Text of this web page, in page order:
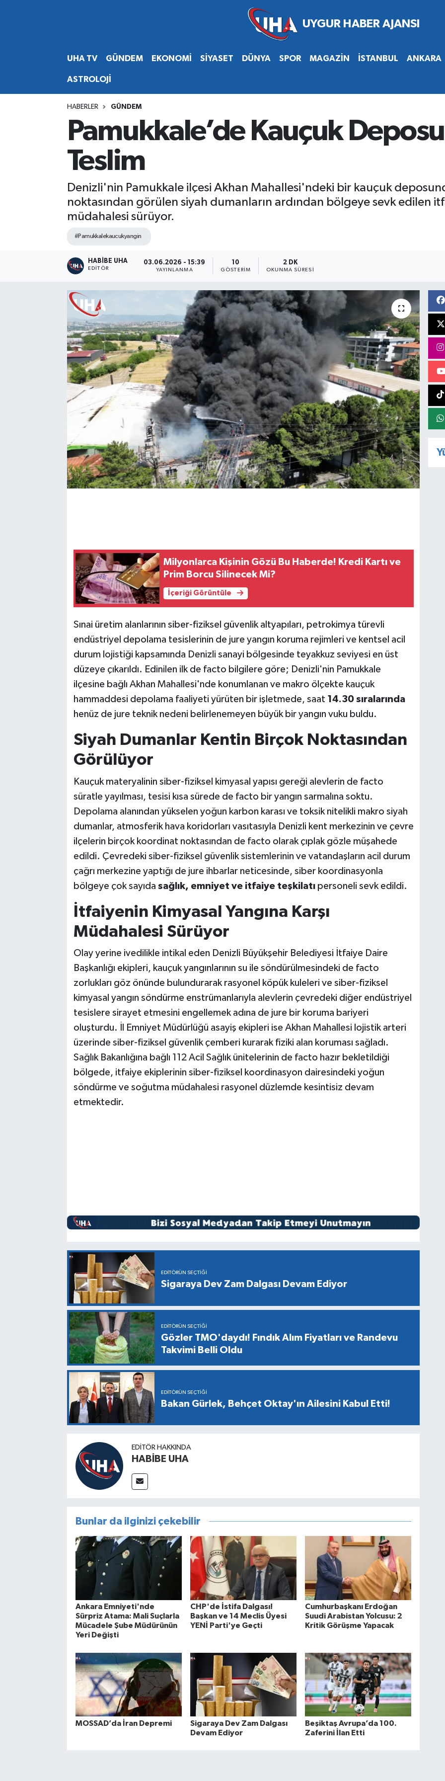
UHA TV GÜNDEM EKONOMİ SİYASET DÜNYA SPOR MAGAZİN İSTANBUL ANKARA
ASTROLOJİ
HABERLER GÜNDEM
Pamukkale’de Kauçuk
Teslim
Denizli'nin Pamukkale ilçesi Akhan Mahallesi'ndeki bir kauçuk
noktasından görülen siyah dumanların ardından bölgeye sevk edilen
müdahalesi sürüyor.
#Pamukkalekaucukyangin
HABİBE UHA
EDITÖR
03.06.2026 - 15:39
YAYINLANMA
10
GÖSTERIM
2 DK
OKUNMA SÜRESI
Milyonlarca Kişinin Gözü Bu Haberde! Kredi Kartı ve
Prim Borcu Silinecek Mi?
İçeriği Görüntüle
Sınai üretim alanlarının siber-fiziksel güvenlik altyapıları, petrokimya türevli
endüstriyel depolama tesislerinin de jure yangın koruma rejimleri ve kentsel acil
durum lojistiği kapsamında Denizli sanayi bölgesinde teyakkuz seviyesi en üst
düzeye çıkarıldı. Edinilen ilk de facto bilgilere göre; Denizli'nin Pamukkale
ilçesine bağlı Akhan Mahallesi'nde konumlanan ve makro ölçekte kauçuk
hammaddesi depolama faaliyeti yürüten bir işletmede, saat 14.30 sıralarında
henüz de jure teknik nedeni belirlenemeyen büyük bir yangın vuku buldu.
Siyah Dumanlar Kentin Birçok Noktasından
Görülüyor
Kauçuk materyalinin siber-fiziksel kimyasal yapısı gereği alevlerin de facto
süratle yayılması, tesisi kısa sürede de facto bir yangın sarmalına soktu.
Depolama alanından yükselen yoğun karbon karası ve toksik nitelikli makro siyah
dumanlar, atmosferik hava koridorları vasıtasıyla Denizli kent merkezinin ve çevre
ilçelerin birçok koordinat noktasından de facto olarak çıplak gözle müşahede
edildi. Çevredeki siber-fiziksel güvenlik sistemlerinin ve vatandaşların acil durum
çağrı merkezine yaptığı de jure ihbarlar neticesinde, siber koordinasyonla
bölgeye çok sayıda sağlık, emniyet ve itfaiye teşkilatıpersoneli sevk edildi.
İtfaiyenin Kimyasal Yangına Karşı
Müdahalesi Sürüyor
Olay yerine ivedilikle intikal eden Denizli Büyükşehir Belediyesi İtfaiye Daire
Başkanlığı ekipleri, kauçuk yangınlarının su ile söndürülmesindeki de facto
zorlukları göz önünde bulundurarak rasyonel köpük kuleleri ve siber-fiziksel
kimyasal yangın söndürme enstrümanlarıyla alevlerin çevredeki diğer endüstriyel
tesislere sirayet etmesini engellemek adına de jure bir koruma bariyeri
oluşturdu. İl Emniyet Müdürlüğü asayiş ekipleri ise Akhan Mahallesi lojistik arteri
üzerinde siber-fiziksel güvenlik çemberi kurarak fiziki alan koruması sağladı.
Sağlık Bakanlığına bağlı 112 Acil Sağlık ünitelerinin de facto hazır bekletildiği
bölgede, itfaiye ekiplerinin siber-fiziksel koordinasyon dairesindeki yoğun
söndürme ve soğutma müdahalesi rasyonel düzlemde kesintisiz devam
etmektedir.
EDITÖRÜN SEÇTIĞI
Sigaraya Dev Zam Dalgası Devam Ediyor
EDITÖRÜN SEÇTIĞI
Gözler TMO'daydı! Fındık Alım Fiyatları ve Randevu
Takvimi Belli Oldu
EDITÖRÜN SEÇTIĞI
Bakan Gürlek, Behçet Oktay'ın Ailesini Kabul Etti!
EDITÖR HAKKINDA
HABİBE UHA
Bunlar da ilginizi çekebilir
Ankara Emniyeti'nde
Sürpriz Atama: Mali Suçlarla
Mücadele Şube Müdürünün
Yeri Değişti
CHP'de İstifa Dalgası!
Başkan ve 14 Meclis Üyesi
YENİ Parti'ye Geçti
Cumhurbaşkanı Erdoğan
Suudi Arabistan Yolcusu: 2
Kritik Görüşme Yapacak
MOSSAD’da İran Depremi
Sigaraya Dev Zam Dalgası
Devam Ediyor
Beşiktaş Avrupa’da 100.
Zaferini İlan Etti
Hava Durumu
Süper Lig Puan Durumu ve Fikstür
Tüm Manşetler
Son Dakika Haberleri
Haber Arşivi